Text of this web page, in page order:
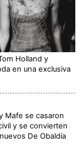
Holland y
en una exclusiva
Mafe se casaron
y se convierten
De Obaldía